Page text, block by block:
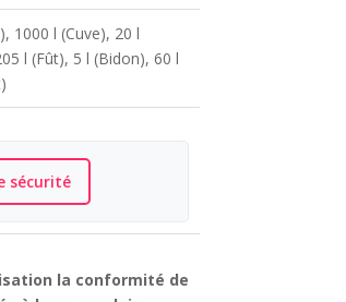
1000 l (Cuve), 20 l
l (Fût), 5 l (Bidon), 60 l
sécurité
la conformité de